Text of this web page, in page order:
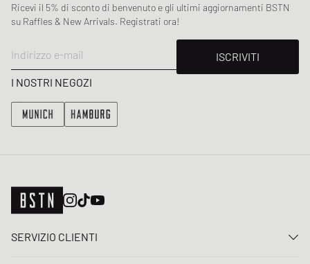
Ricevi il 5% di sconto di benvenuto e gli ultimi aggiornamenti BSTN
su Raffles & New Arrivals. Registrati ora!
Indirizzo e-mail
ISCRIVITI
I NOSTRI NEGOZI
SERVIZIO CLIENTI